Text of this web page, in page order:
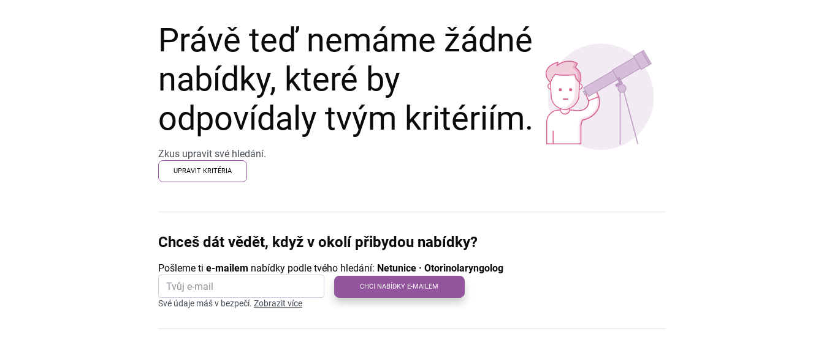
Právě teď nemáme žádné
nabídky, které by
odpovídaly tvým kritériím.
Zkus upravit své hledání.
UPRAVIT KRITÉRIA
Chceš dát vědět, když v okolí přibydou nabídky?
Pošleme ti e-mailem nabídky podle tvého hledání: Netunice · Otorinolaryngolog
CHCI NABÍDKY E-MAILEM
Své údaje máš v bezpečí. Zobrazit více